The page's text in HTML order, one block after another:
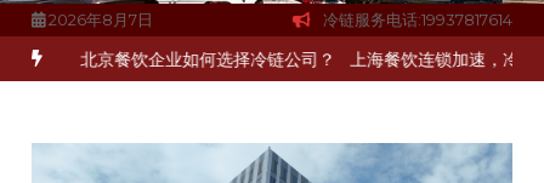
2026年8月7日 冷链服务电话:19937817614
北京餐饮企业如何选择冷链公司？ 上海餐饮连锁加速，冷链配送如